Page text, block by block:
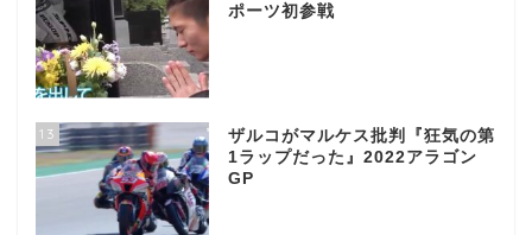
ポーツ初参戦
13
ザルコがマルケス批判『狂気の第
1ラップだった』2022アラゴン
GP